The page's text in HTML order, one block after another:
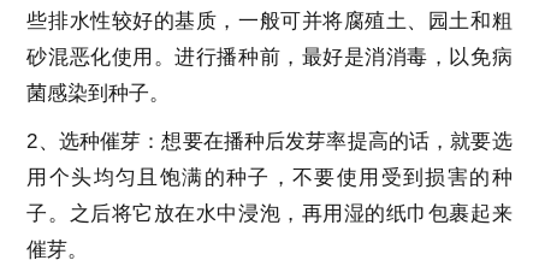
些排水性较好的基质，一般可并将腐殖土、园土和粗
砂混恶化使用。进行播种前，最好是消消毒，以免病
菌感染到种子。
2、选种催芽：想要在播种后发芽率提高的话，就要选
用个头均匀且饱满的种子，不要使用受到损害的种
子。之后将它放在水中浸泡，再用湿的纸巾包裹起来
催芽。